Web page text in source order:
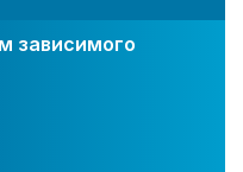
зависимого